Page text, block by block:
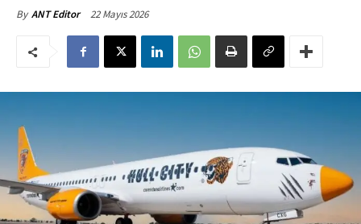
By ANT Editor 22 Mayıs 2026